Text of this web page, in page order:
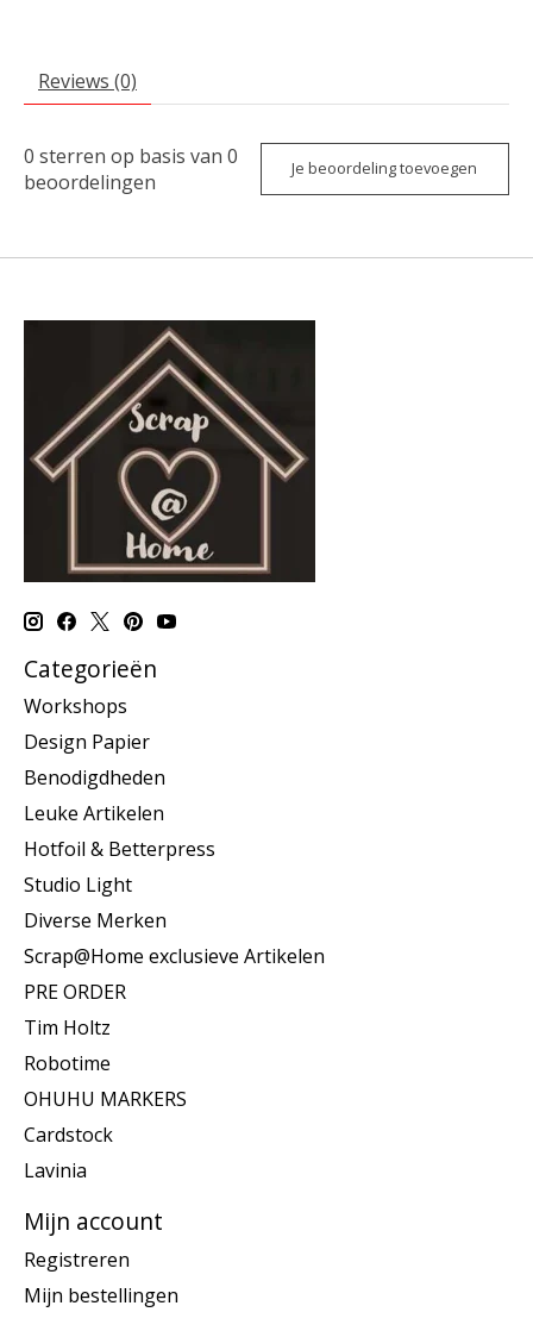
Reviews (0)
0 sterren op basis van 0
beoordelingen
Je beoordeling toevoegen
Categorieën
Workshops
Design Papier
Benodigdheden
Leuke Artikelen
Hotfoil & Betterpress
Studio Light
Diverse Merken
Scrap@Home exclusieve Artikelen
PRE ORDER
Tim Holtz
Robotime
OHUHU MARKERS
Cardstock
Lavinia
Mijn account
Registreren
Mijn bestellingen